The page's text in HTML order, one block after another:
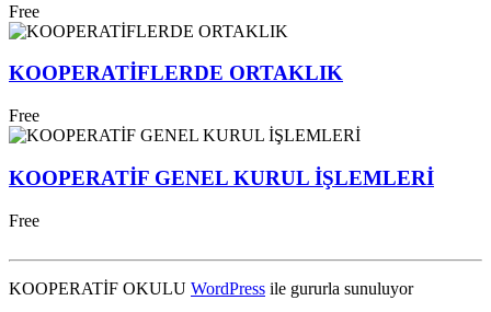
Free
KOOPERATİFLERDE ORTAKLIK
Free
KOOPERATİF GENEL KURUL İŞLEMLERİ
Free
KOOPERATİF OKULU WordPress ile gururla sunuluyor